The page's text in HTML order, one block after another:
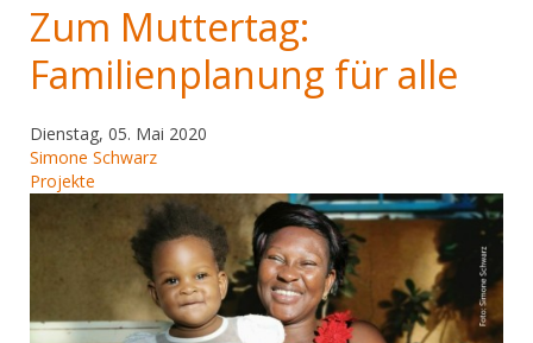
Zum Muttertag:
Familienplanung für alle
Dienstag, 05. Mai 2020
Simone Schwarz
Projekte